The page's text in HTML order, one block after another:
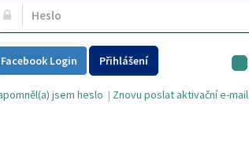
Facebook Login Přihlášení
jsem heslo | Znovu poslat aktivační e-mail